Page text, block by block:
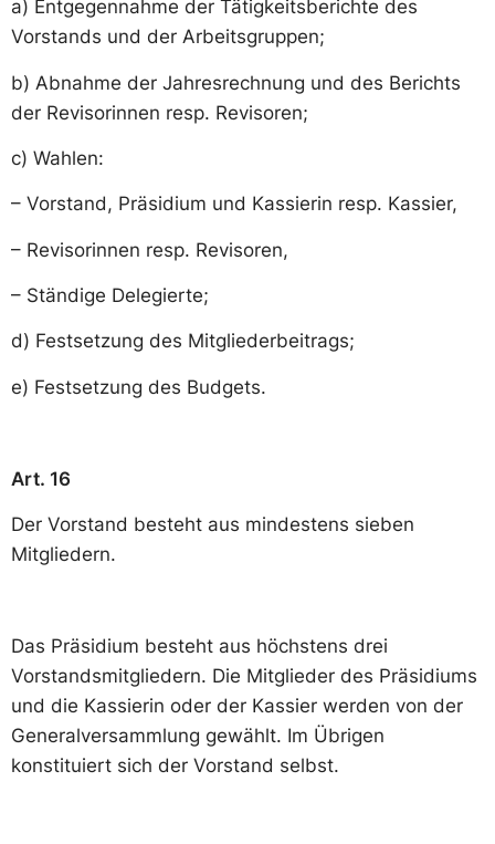
a) Entgegennahme der Tätigkeitsberichte des
Vorstands und der Arbeitsgruppen;
b) Abnahme der Jahresrechnung und des Berichts
der Revisorinnen resp. Revisoren;
c) Wahlen:
– Vorstand, Präsidium und Kassierin resp. Kassier,
– Revisorinnen resp. Revisoren,
– Ständige Delegierte;
d) Festsetzung des Mitgliederbeitrags;
e) Festsetzung des Budgets.
Art. 16
Der Vorstand besteht aus mindestens sieben
Mitgliedern.
Das Präsidium besteht aus höchstens drei
Vorstandsmitgliedern. Die Mitglieder des Präsidiums
und die Kassierin oder der Kassier werden von der
Generalversammlung gewählt. Im Übrigen
konstituiert sich der Vorstand selbst.